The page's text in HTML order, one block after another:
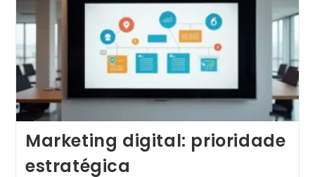
Marketing digital: prioridade
estratégica